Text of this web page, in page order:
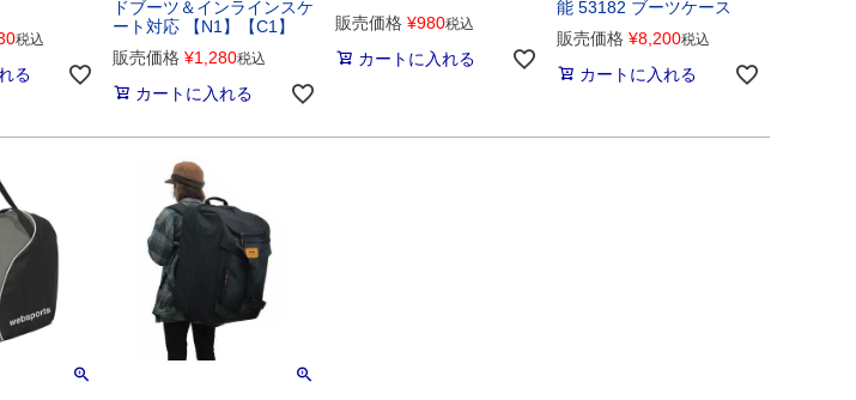
税込
る
ドブーツ＆インラインスケ
ート対応 【N1】【C1】
販売価格 ¥1,280税込
カートに入れる
販売価格 ¥980税込
カートに入れる
能 53182 ブーツケース
販売価格 ¥8,200税込
カートに入れる